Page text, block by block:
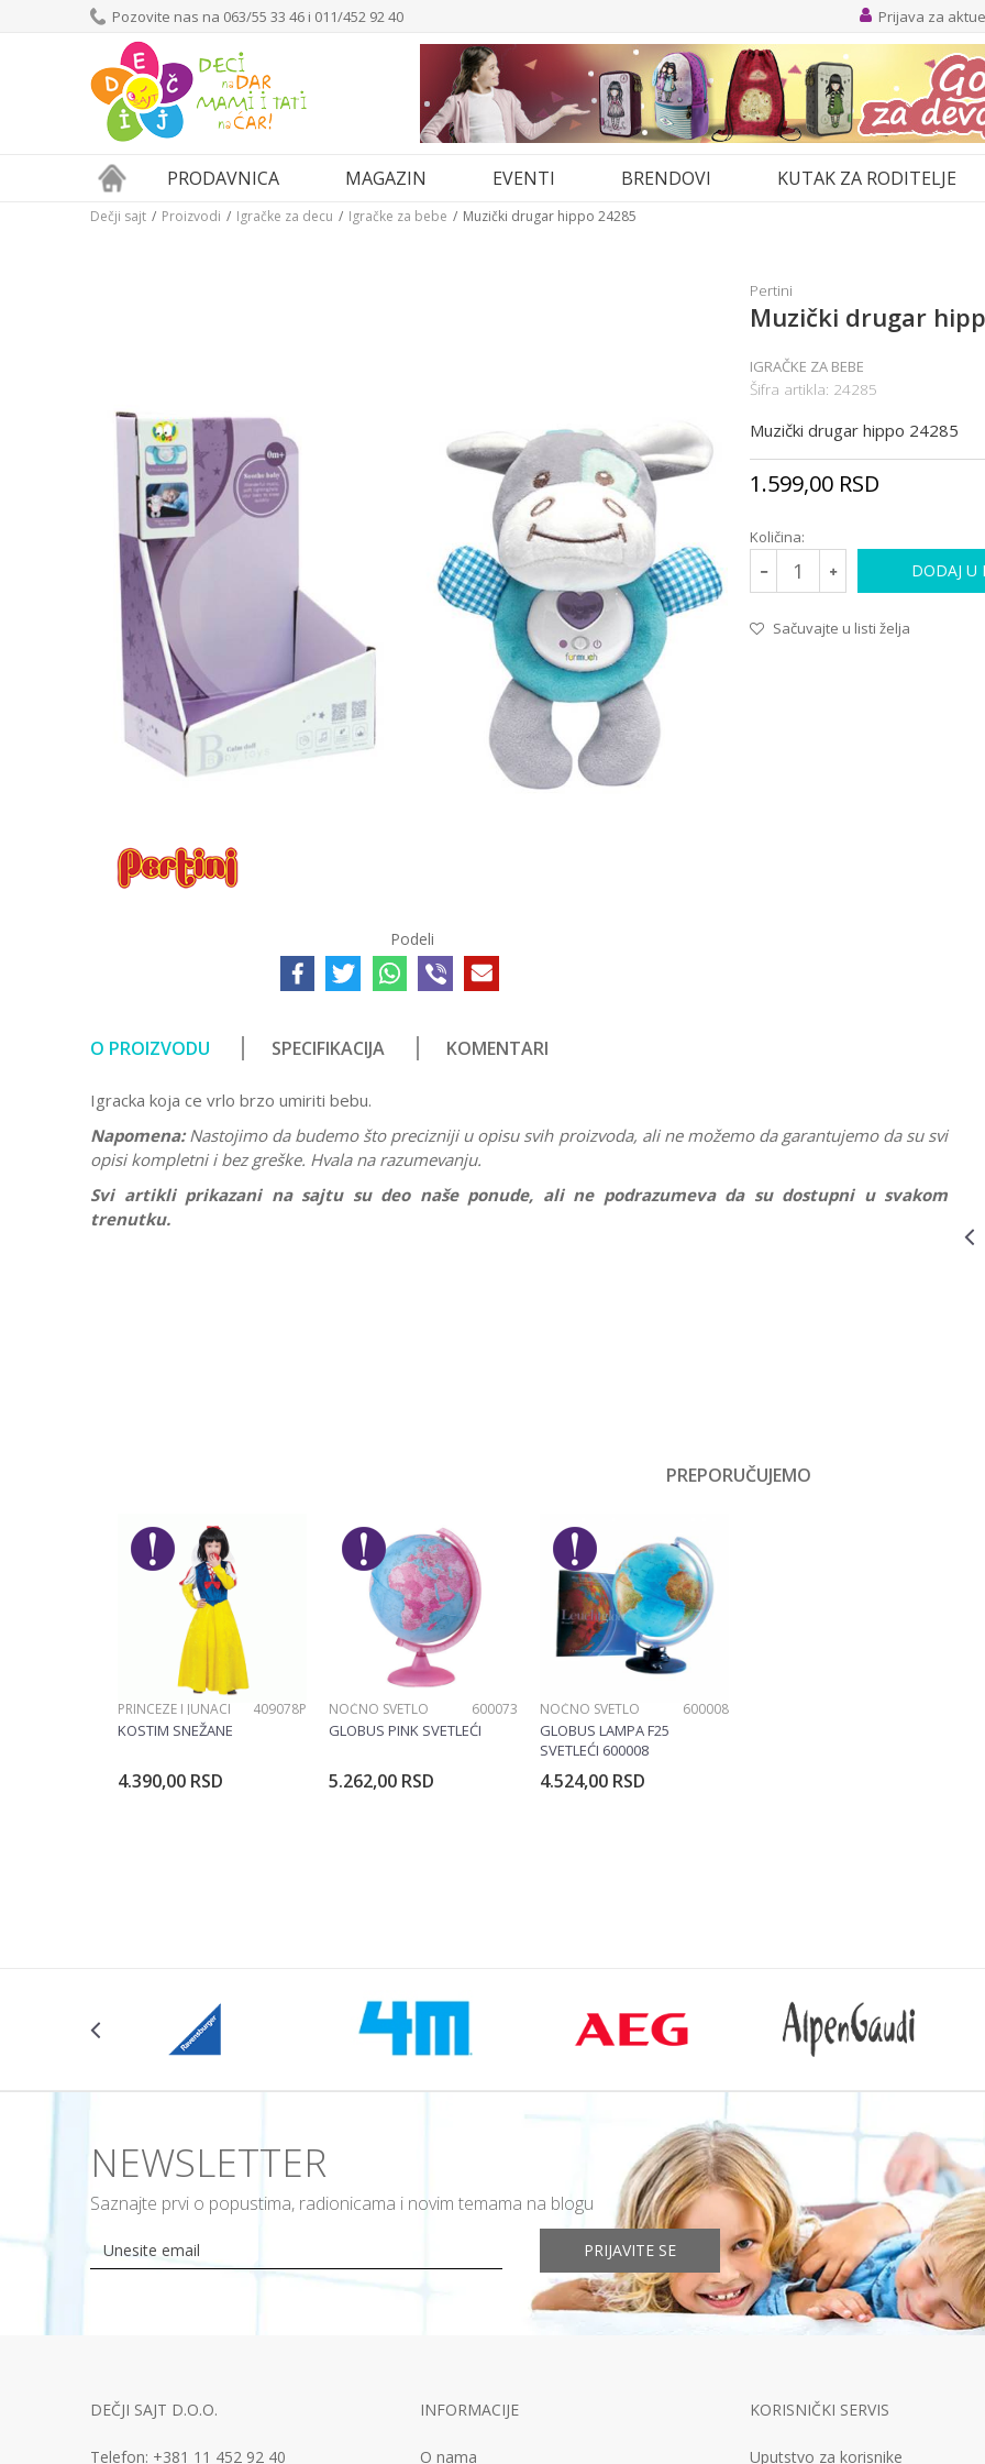
Pozovite nas na 063/55 33 46 i 011/452 92 40 Prijava za
PRODAVNICA MAGAZIN EVENTI BRENDOVI KUTAK ZA RODITELJE
Dečji sajt Proizvodi Igračke za decu Igračke za bebe Muzički drugar hippo 24285
Podeli
Pertini
Muzički drugar
IGRAČKE ZA BEBE
Šifra artikla: 24285
Muzički drugar hippo 24285
1.599,00 RSD
Količina:
DODAJ U
Sačuvajte u listi želja
O PROIZVODU SPECIFIKACIJA KOMENTARI
Igracka koja ce vrlo brzo umiriti bebu.
Napomena: Nastojimo da budemo što precizniji u opisu svih proizvoda, ali ne možemo da garantujemo da su svi
opisi kompletni i bez greške. Hvala na razumevanju.
Svi artikli prikazani na sajtu su deo naše ponude, ali ne podrazumeva da su dostupni u svakom
trenutku.
POŠALJI
DINO ZA
VTECH
PREPORUČUJEMO
PRINCEZE I JUNACI 409078P
KOSTIM SNEŽANE
4.390,00 RSD
NOĆNO SVETLO 600073
GLOBUS PINK SVETLEĆI
5.262,00 RSD
NOĆNO SVETLO 600008
GLOBUS LAMPA F25
SVETLEĆI 600008
4.524,00 RSD
NEWSLETTER
Saznajte prvi o popustima, radionicama i novim temama na blogu
PRIJAVITE SE
DEČJI SAJT D.O.O.
Telefon: +381 11 452 92 40
INFORMACIJE
O nama
KORISNIČKI SERVIS
Uputstvo za korisnike